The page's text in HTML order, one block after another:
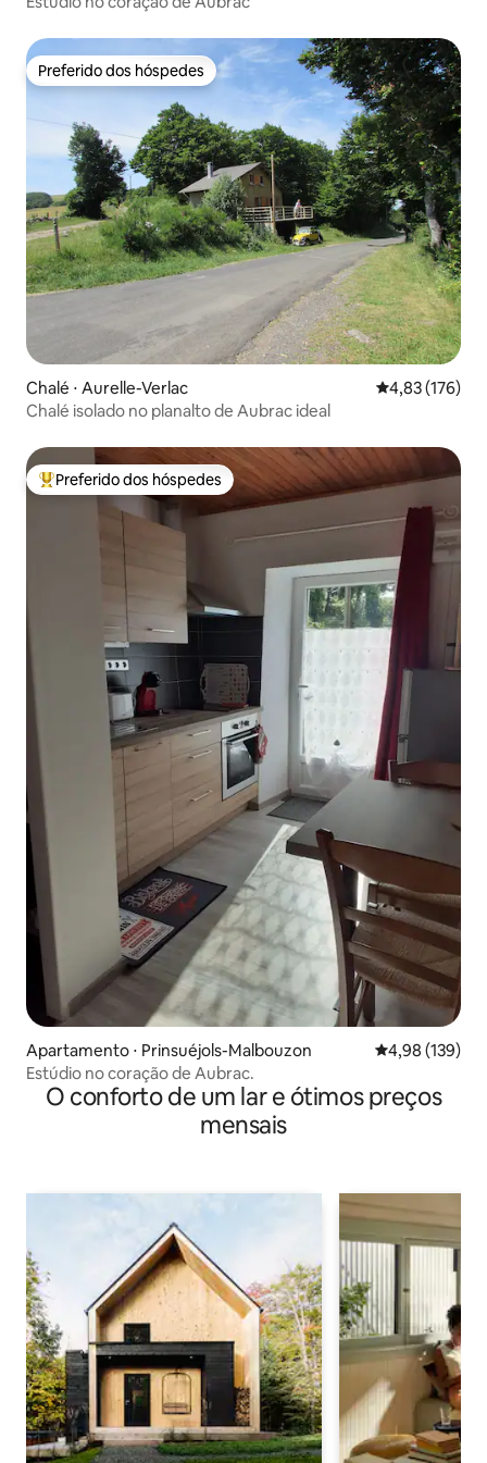
Preferido dos hóspedes
Preferido dos hóspedes
Chalé ⋅ Aurelle-Verlac 4,83 de uma
4,83 (176)
Chalé isolado no planalto de Aubrac ideal
Entre os melhores preferidos dos hóspedes
Preferido dos hóspedes
Apartamento ⋅ Prinsuéjols-Malbouzon 4,98 de uma
4,98 (139)
Estúdio no coração de Aubrac.
O conforto de um lar e ótimos preços
mensais